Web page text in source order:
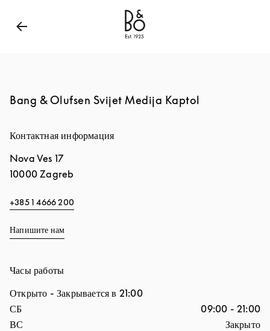
Bang & Olufsen - Exist to Create
Bang & Olufsen Svijet Medija Kaptol
Контактная информация
Nova Ves 17
10000 Zagreb
+385 1 4666 200
Напишите нам
Часы работы
Открыто - Закрывается в 21:00
День недели
СБ 09:00 - 21:00
ВС
Закрыто